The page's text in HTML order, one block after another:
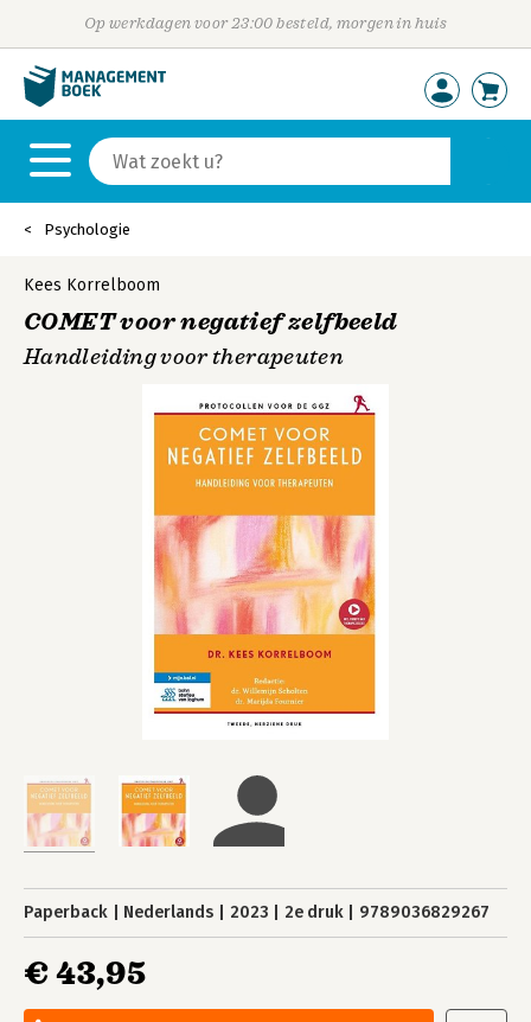
Op werkdagen voor 23:00 besteld, morgen in huis
Psychologie
Kees Korrelboom
COMET voor negatief zelfbeeld
Handleiding voor therapeuten
Paperback Nederlands 2023 2e druk 9789036829267
€ 43,95